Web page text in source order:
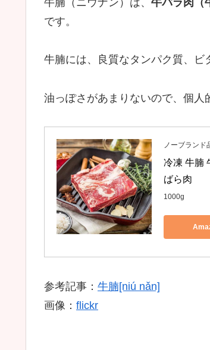
牛腩（ニウナン）は、 牛バラ肉（
です。
牛腩には、良質なタンパク質、ビ
油っぽさがあまりないので、個人
ノーブランド
冷凍 牛腩
ばら肉
1000g
参考記事： 牛腩[niú nǎn]
画像： flickr